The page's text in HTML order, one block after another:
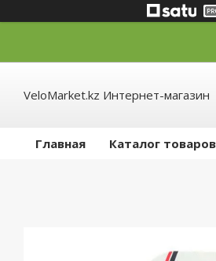
VeloMarket.kz Интернет-магазин
Главная Каталог товаров